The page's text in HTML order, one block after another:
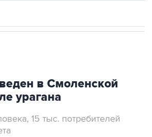
в Смоленской
урагана
15 тыс. потребителей